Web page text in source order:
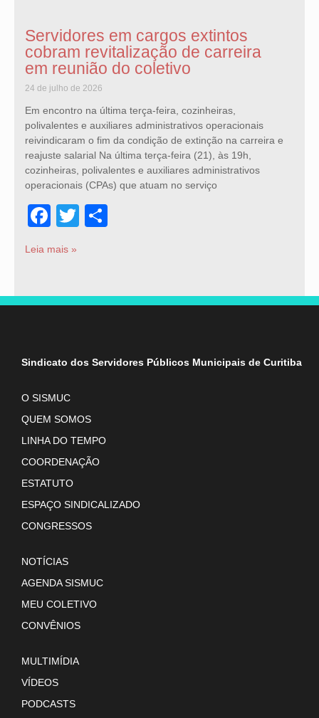
Servidores em cargos extintos
cobram revitalização de carreira
em reunião do coletivo
24 de julho de 2026
Em encontro na última terça-feira, cozinheiras,
polivalentes e auxiliares administrativos operacionais
reivindicaram o fim da condição de extinção na carreira e
reajuste salarial Na última terça-feira (21), às 19h,
cozinheiras, polivalentes e auxiliares administrativos
operacionais (CPAs) que atuam no serviço
Facebook
Twitter
Leia mais »
Sindicato dos Servidores Públicos Municipais de Curitiba
O SISMUC
QUEM SOMOS
LINHA DO TEMPO
COORDENAÇÃO
ESTATUTO
ESPAÇO SINDICALIZADO
CONGRESSOS
NOTÍCIAS
AGENDA SISMUC
MEU COLETIVO
CONVÊNIOS
MULTIMÍDIA
VÍDEOS
PODCASTS